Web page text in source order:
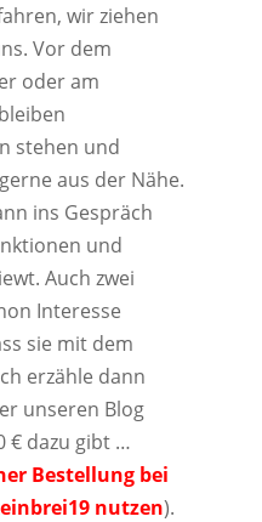
wir ziehen
Vor dem
oder am
stehen und
aus der Nähe.
ins Gespräch
und
Auch zwei
Interesse
sie mit dem
erzähle dann
unseren Blog
€ dazu gibt …
Bestellung bei
nutzen).